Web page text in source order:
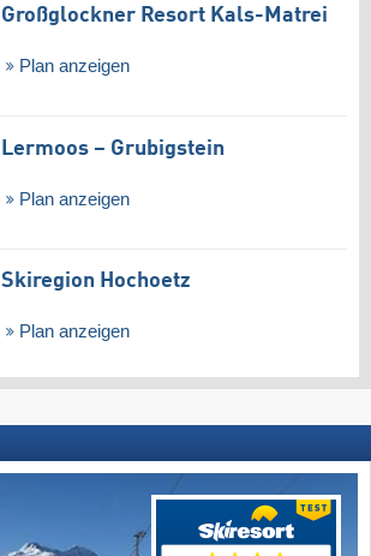
Großglockner Resort Kals-Matrei
Plan anzeigen
Lermoos – Grubigstein
Plan anzeigen
Skiregion Hochoetz
Plan anzeigen